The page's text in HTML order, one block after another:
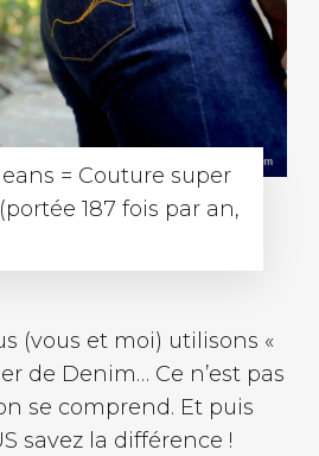
= Couture super
187 fois par an,
(vous et moi) utilisons «
de Denim… Ce n’est pas
se comprend. Et puis
savez la différence !